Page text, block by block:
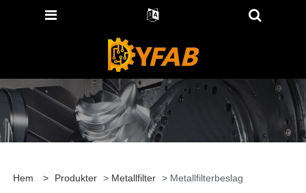
Hem > Produkter > Metallfilter > Metallfilterbeslag